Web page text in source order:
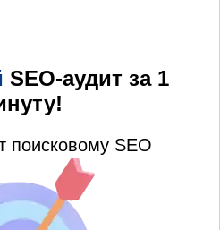
SEO-аудит за 1
поисковому SEO